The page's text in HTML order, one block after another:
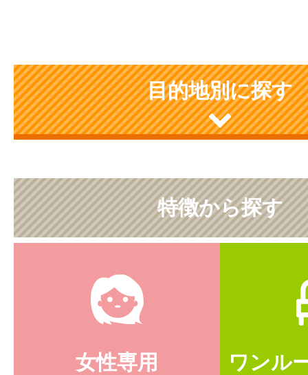
目的地別に探す
特徴から探す
女性専用 ワンル